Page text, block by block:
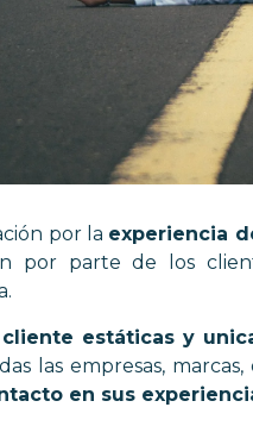
por la experiencia
por parte de los
estáticas y
las empresas,
en sus